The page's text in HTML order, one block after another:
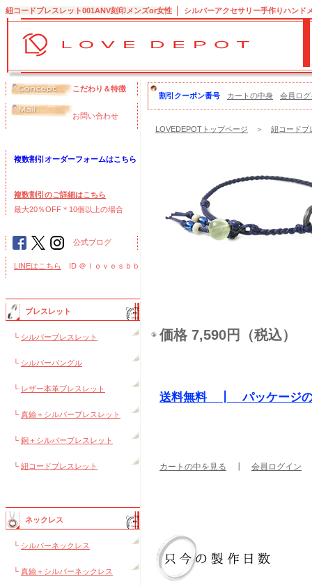
紐コードブレスレット001ANV刻印メンズor女性 シルバーアクセサリー手作りハンド
こだわり＆特徴
お問い合わせ
複数割引オーダーフォームはこちら
複数割引のご詳細はこちら
最大20％OFF＊10個以上の場合
公式ブログ
LINEはこちら ID ＠ｌｏｖｅｓｂｂ
ブレスレット
└ シルバーブレスレット
└ シルバーバングル
└ レザー本革ブレスレット
└ 真鍮＋シルバーブレスレット
└ 銅＋シルバーブレスレット
└ 紐コードブレスレット
ネックレス
└ シルバーネックレス
└ 真鍮＋シルバーネックレス
割引クーポン番号 カートの中身 会員ログ
LOVEDEPOTトップページ ＞ 紐コードブ
価格 7,590円（税込）
送料無料 ┃ パッケージの
カートの中を見る 会員ログイン